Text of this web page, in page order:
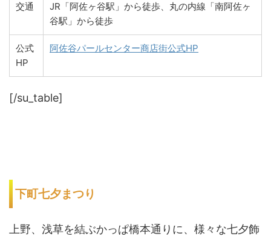
交通
JR「阿佐ヶ谷駅」から徒歩、丸の内線「南阿佐ヶ
谷駅」から徒歩
公式
HP
阿佐谷パールセンター商店街公式HP
[/su_table]
下町七夕まつり
上野、浅草を結ぶかっぱ橋本通りに、様々な七夕飾